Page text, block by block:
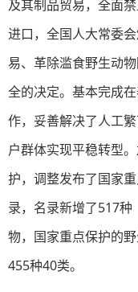
及其制品贸易，全面
进口，全国人大常委
易、革除滥食野生动
全的决定。基本完成
作，妥善解决了人工
户群体实现平稳转型
护，调整发布了国家
录，名录新增了517
物，国家重点保护的
455种40类。